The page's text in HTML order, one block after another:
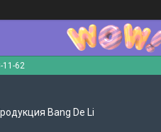
11-62
Bang De Li